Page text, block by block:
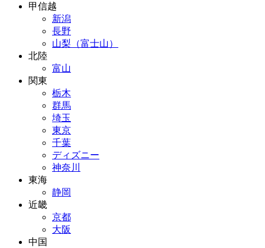
甲信越
新潟
長野
山梨（富士山）
北陸
富山
関東
栃木
群馬
埼玉
東京
千葉
ディズニー
神奈川
東海
静岡
近畿
京都
大阪
中国